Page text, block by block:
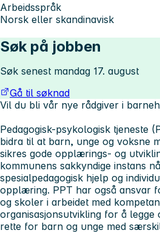
Arbeidsspråk
Norsk eller skandinavisk
Søk på jobben
Søk senest mandag 17. august
Gå til søknad
Vil du bli vår nye rådgiver i
Pedagogisk-psykologisk tjeneste
bidra til at barn, unge og voksne
sikres gode opplærings- og
kommunens sakkyndige instans
spesialpedagogisk hjelp og
opplæring. PPT har også ansvar
og skoler i arbeidet med
organisasjonsutvikling for å
rette for barn og unge med